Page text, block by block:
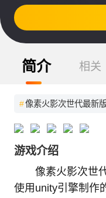
简介 相关
#像素火影次世代最新
游戏介绍
像素火影次世
使用unity引擎制作